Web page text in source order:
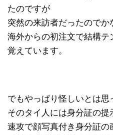
たのですが
突然の来訪者だったのでか
海外からの初注文で結構
覚えています。
でもやっぱり怪しいとは思
そのタイ人には身分証の提
速攻で顔写真付き身分証の